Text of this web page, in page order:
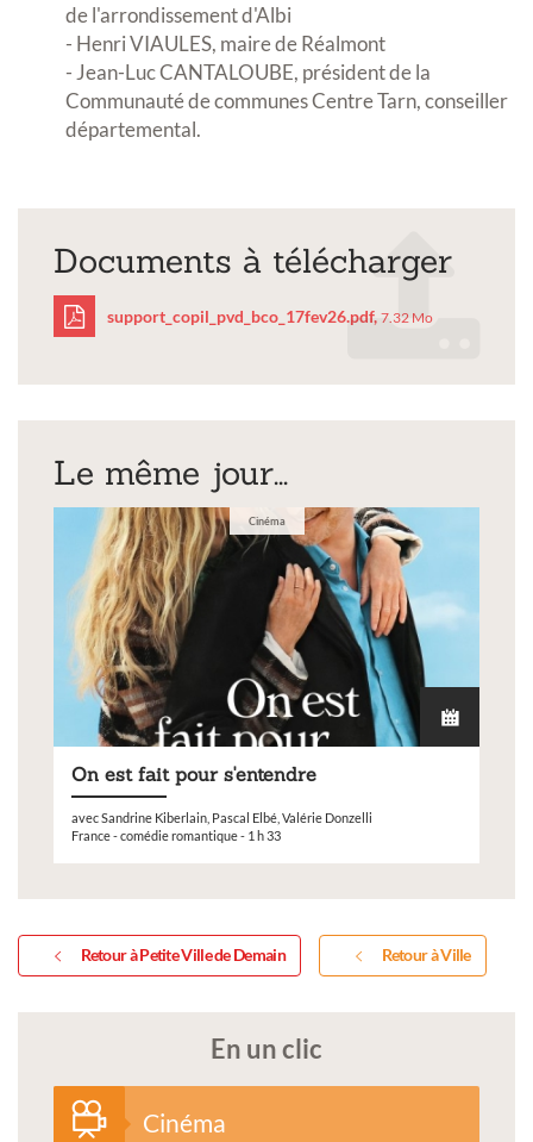
de l'arrondissement d'Albi
- Henri VIAULES, maire de Réalmont
- Jean-Luc CANTALOUBE, président de la
Communauté de communes Centre Tarn, conseiller
départemental.
Documents à télécharger
support_copil_pvd_bco_17fev26.pdf, 7.32 Mo
Le même jour...
Cinéma
On est fait pour s'entendre
avec Sandrine Kiberlain, Pascal Elbé, Valérie Donzelli
France - comédie romantique - 1 h 33
Retour à Petite Ville de Demain Retour à Ville
En un clic
Cinéma